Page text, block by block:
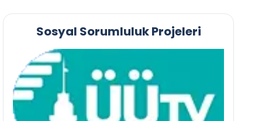
Sosyal Sorumluluk Projeleri